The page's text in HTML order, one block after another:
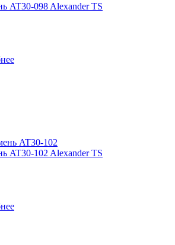
AT30-098 Alexander TS
AT30-102 Alexander TS